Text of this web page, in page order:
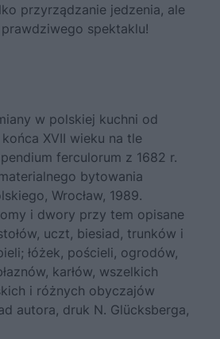
przyrządzanie jedzenia, ale
spektaklu!
w polskiej kuchni od
XVII wieku na tle
ferculorum z 1682 r.
bytowania
Wrocław, 1989.
i dwory przy tem opisane
uczt, biesiad, trunków i
łóżek, pościeli, ogrodów,
karłów, wszelkich
i różnych obyczajów
autora, druk N. Glücksberga,